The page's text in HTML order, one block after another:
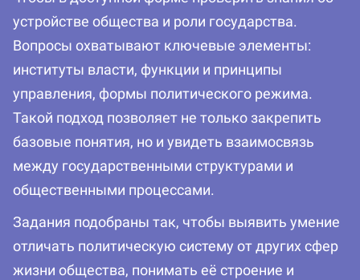
устройстве общества и роли государства.
Вопросы охватывают ключевые элементы:
институты власти, функции и принципы
управления, формы политического режима.
Такой подход позволяет не только закрепить
базовые понятия, но и увидеть взаимосвязь
между государственными структурами и
общественными процессами.
Задания подобраны так, чтобы выявить умение
отличать политическую систему от других сфер
жизни общества, понимать её строение и